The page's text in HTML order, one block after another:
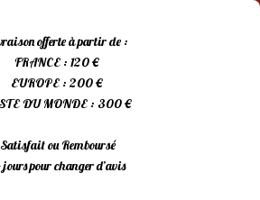
offerte à partir de :
FRANCE : 120 €
EUROPE : 200 €
DU MONDE : 300 €
Satisfait ou Remboursé
jours pour changer d’avis